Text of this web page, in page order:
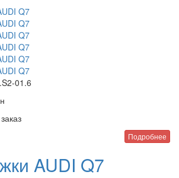
01.6
Подробнее
AUDI Q7